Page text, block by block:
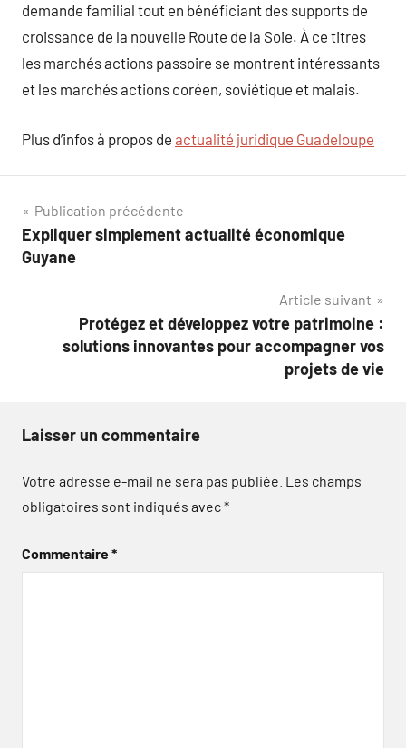
demande familial tout en bénéficiant des supports de
croissance de la nouvelle Route de la Soie. À ce titres
les marchés actions passoire se montrent intéressants
et les marchés actions coréen, soviétique et malais.
Plus d’infos à propos de actualité juridique Guadeloupe
Navigation
de
Publication précédente
Expliquer simplement actualité économique
Guyane
Article suivant
Protégez et développez votre patrimoine :
solutions innovantes pour accompagner vos
projets de vie
Laisser un commentaire
Votre adresse e-mail ne sera pas publiée. Les champs
obligatoires sont indiqués avec*
Commentaire*